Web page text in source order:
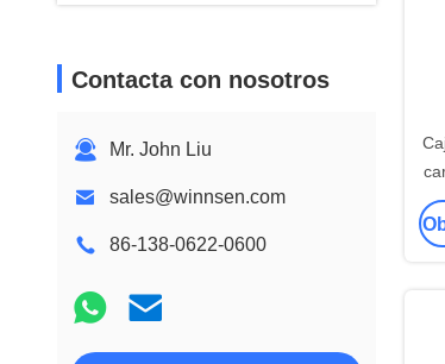
Contacta con nosotros
Mr. John Liu
sales@winnsen.com
86-138-0622-0600